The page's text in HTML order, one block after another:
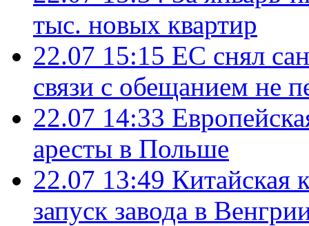
тыс. новых квартир
22.07 15:15 ЕС снял
связи с обещанием не
22.07 14:33
аресты в Польше
22.07 13:49 Китайская
запуск завода в